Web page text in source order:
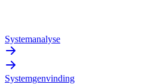
Systemanalyse
Systemgenvinding